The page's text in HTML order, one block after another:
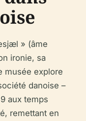
» (âme
ironie, sa
musée explore
danoise –
aux temps
remettant en